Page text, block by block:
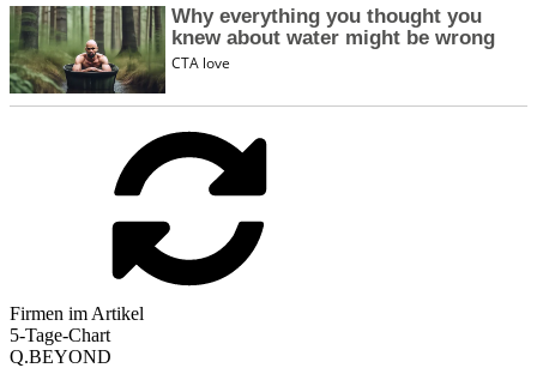
Firmen im Artikel
5-Tage-Chart
Q.BEYOND